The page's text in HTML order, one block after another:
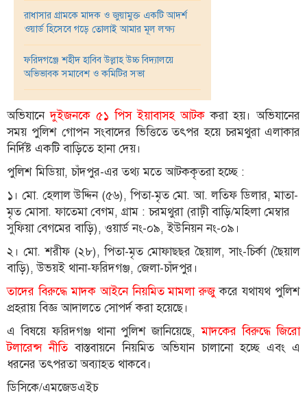
খবর
প্রবাস
তথ্য-
প্রযুক্তি
মতামত
ধর্ম
শিশু-
ক্যাম্পাস
সাহিত্য
ও
সংস্কৃতি
নারী
ও
শিশু
ভ্রমণ
লাইফস্টাইল
রাধাসার গ্রামকে মাদক ও জুয়ামুক্ত একটি আদর্শ
ওয়ার্ড হিসেবে গড়ে তোলাই আমার মূল লক্ষ্য
ফরিদগঞ্জে শহীদ হাবিব উল্লাহ উচ্চ বিদ্যালয়ে
অভিভাবক সমাবেশ ও কমিটির সভা
অভিযানেদুইজনকে ৫১ পিস ইয়াবাসহ আটক করা হয়। অভিযানের
সময় পুলিশ গোপন সংবাদের ভিত্তিতে তৎপর হয়ে চরমথুরা এলাকার
নির্দিষ্ট একটি বাড়িতে হানা দেয়।
পুলিশ মিডিয়া, চাঁদপুর-এর তথ্য মতে আটককৃতরা হচ্ছে :
১। মো. হেলাল উদ্দিন (৫৬), পিতা-মৃত মো. আ. লতিফ ডিলার, মাতা-
মৃত মোসা. ফাতেমা বেগম, গ্রাম : চরমথুরা (রাঢ়ী বাড়ি/মহিলা মেম্বার
সুফিয়া বেগমের বাড়ি), ওয়ার্ড নং-০৯, ইউনিয়ন নং-০৯।
২। মো. শরীফ (২৮), পিতা-মৃত মোফাছ্ছর ছৈয়াল, সাং-চির্কা (ছৈয়াল
বাড়ি), উভয়ই থানা-ফরিদগঞ্জ, জেলা-চাঁদপুর।
তাদের বিরুদ্ধে মাদক আইনে নিয়মিত মামলা রুজুকরে যথাযথ পুলিশ
প্রহরায় বিজ্ঞ আদালতে সোপর্দ করা হয়েছে।
এ বিষয়ে ফরিদগঞ্জ থানা পুলিশ জানিয়েছে,মাদকের বিরুদ্ধে জিরো
টলারেন্স নীতিবাস্তবায়নে নিয়মিত অভিযান চালানো হচ্ছে এবং এ
ধরনের তৎপরতা অব্যাহত থাকবে।
ডিসিকে/এমজেডএইচ